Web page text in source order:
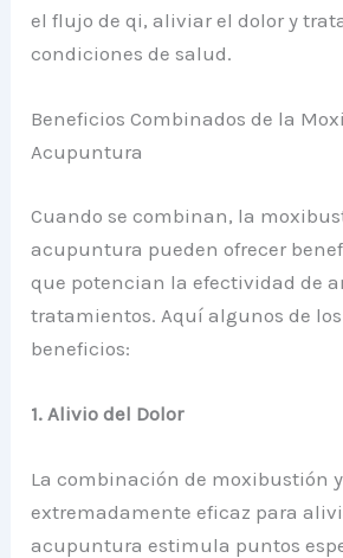
el flujo de qi, aliviar el dolor y
condiciones de salud.
Beneficios Combinados de la
Acupuntura
Cuando se combinan, la
acupuntura pueden ofrecer
que potencian la efectividad de
tratamientos. Aquí algunos de
beneficios:
1. Alivio del Dolor
La combinación de moxibustión
extremadamente eficaz para
acupuntura estimula puntos